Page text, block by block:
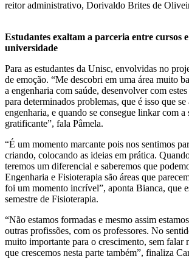
reitor administrativo, Dorivaldo Brites de
Estudantes exaltam a parceria entre cursos
universidade
Para as estudantes da Unisc, envolvidas no
de emoção. “Me descobri em uma área muito
a engenharia com saúde, desenvolver com
para determinados problemas, que é isso que se
engenharia, e quando se consegue linkar com a
gratificante”, fala Pâmela.
“É um momento marcante pois nos sentimos
criando, colocando as ideias em prática.
teremos um diferencial e saberemos que
Engenharia e Fisioterapia são áreas que
foi um momento incrível”, aponta Bianca, que
semestre de Fisioterapia.
“Não estamos formadas e mesmo assim
outras profissões, com os professores. No
muito importante para o crescimento, sem falar
que crescemos nesta parte também”, finaliza